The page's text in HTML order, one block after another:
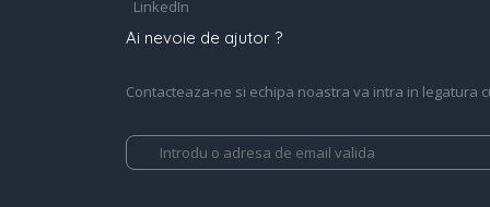
LinkedIn
Ai nevoie de ajutor ?
Contacteaza-ne si echipa noastra va intra in legatura